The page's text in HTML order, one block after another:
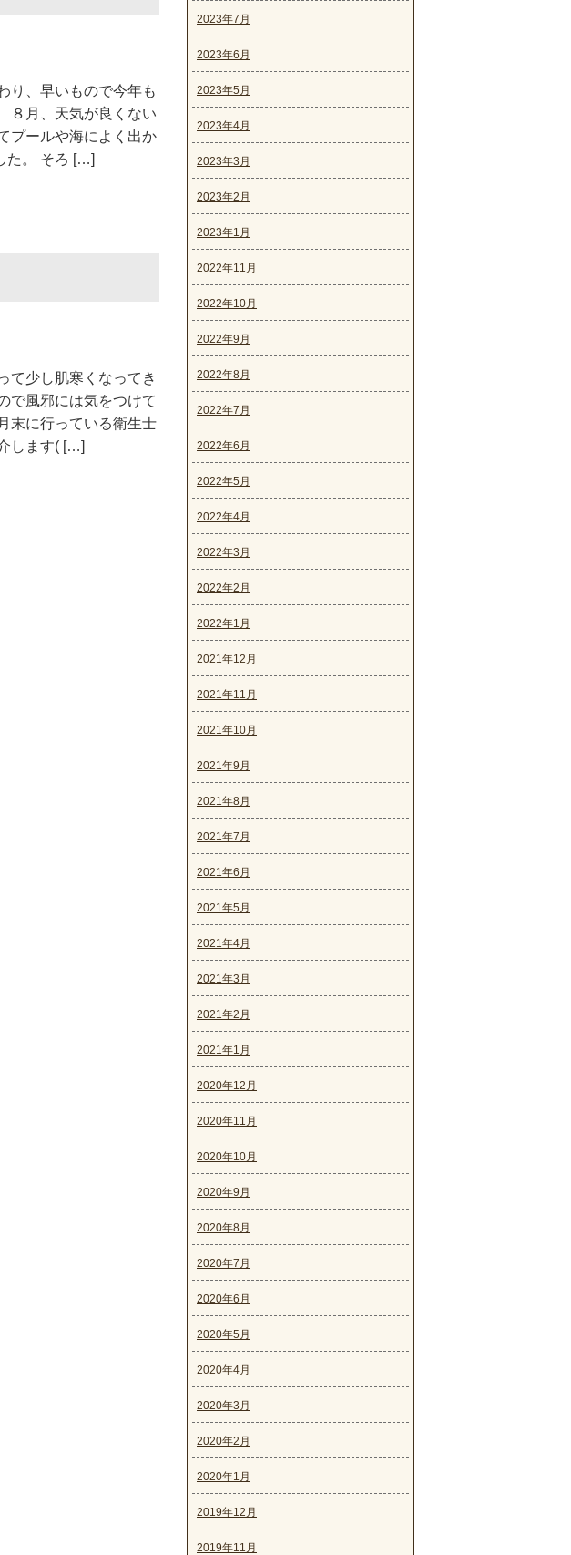
り、早いもので今年も
８月、天気が良くない
プールや海によく出か
た。 そろ […]
て少し肌寒くなってき
で風邪には気をつけて
末に行っている衛生士
します( […]
2023年7月
2023年6月
2023年5月
2023年4月
2023年3月
2023年2月
2023年1月
2022年11月
2022年10月
2022年9月
2022年8月
2022年7月
2022年6月
2022年5月
2022年4月
2022年3月
2022年2月
2022年1月
2021年12月
2021年11月
2021年10月
2021年9月
2021年8月
2021年7月
2021年6月
2021年5月
2021年4月
2021年3月
2021年2月
2021年1月
2020年12月
2020年11月
2020年10月
2020年9月
2020年8月
2020年7月
2020年6月
2020年5月
2020年4月
2020年3月
2020年2月
2020年1月
2019年12月
2019年11月